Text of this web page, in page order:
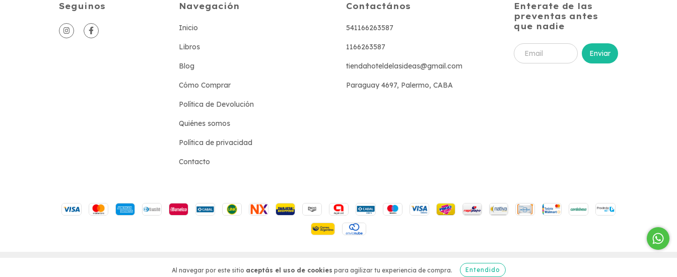
Al navegar por este sitio aceptás el uso de cookies para agilizar tu experiencia de compra. Entendido
Seguinos Navegación
Inicio
Libros
Blog
Cómo Comprar
Política de Devolución
Quiénes somos
Política de privacidad
Contacto
Contactános
541166263587
1166263587
tiendahoteldelasideas@gmail.com
Paraguay 4697, Palermo, CABA
Enterate de las
preventas antes
que nadie
Defensa de las y los consumidores. Para reclamos ingresá acá. / Botón de arrepentimiento